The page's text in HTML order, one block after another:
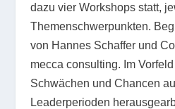
dazu vier Workshops statt,
Themenschwerpunkten.
von Hannes Schaffer und
mecca consulting. Im
Schwächen und Chancen
Leaderperioden